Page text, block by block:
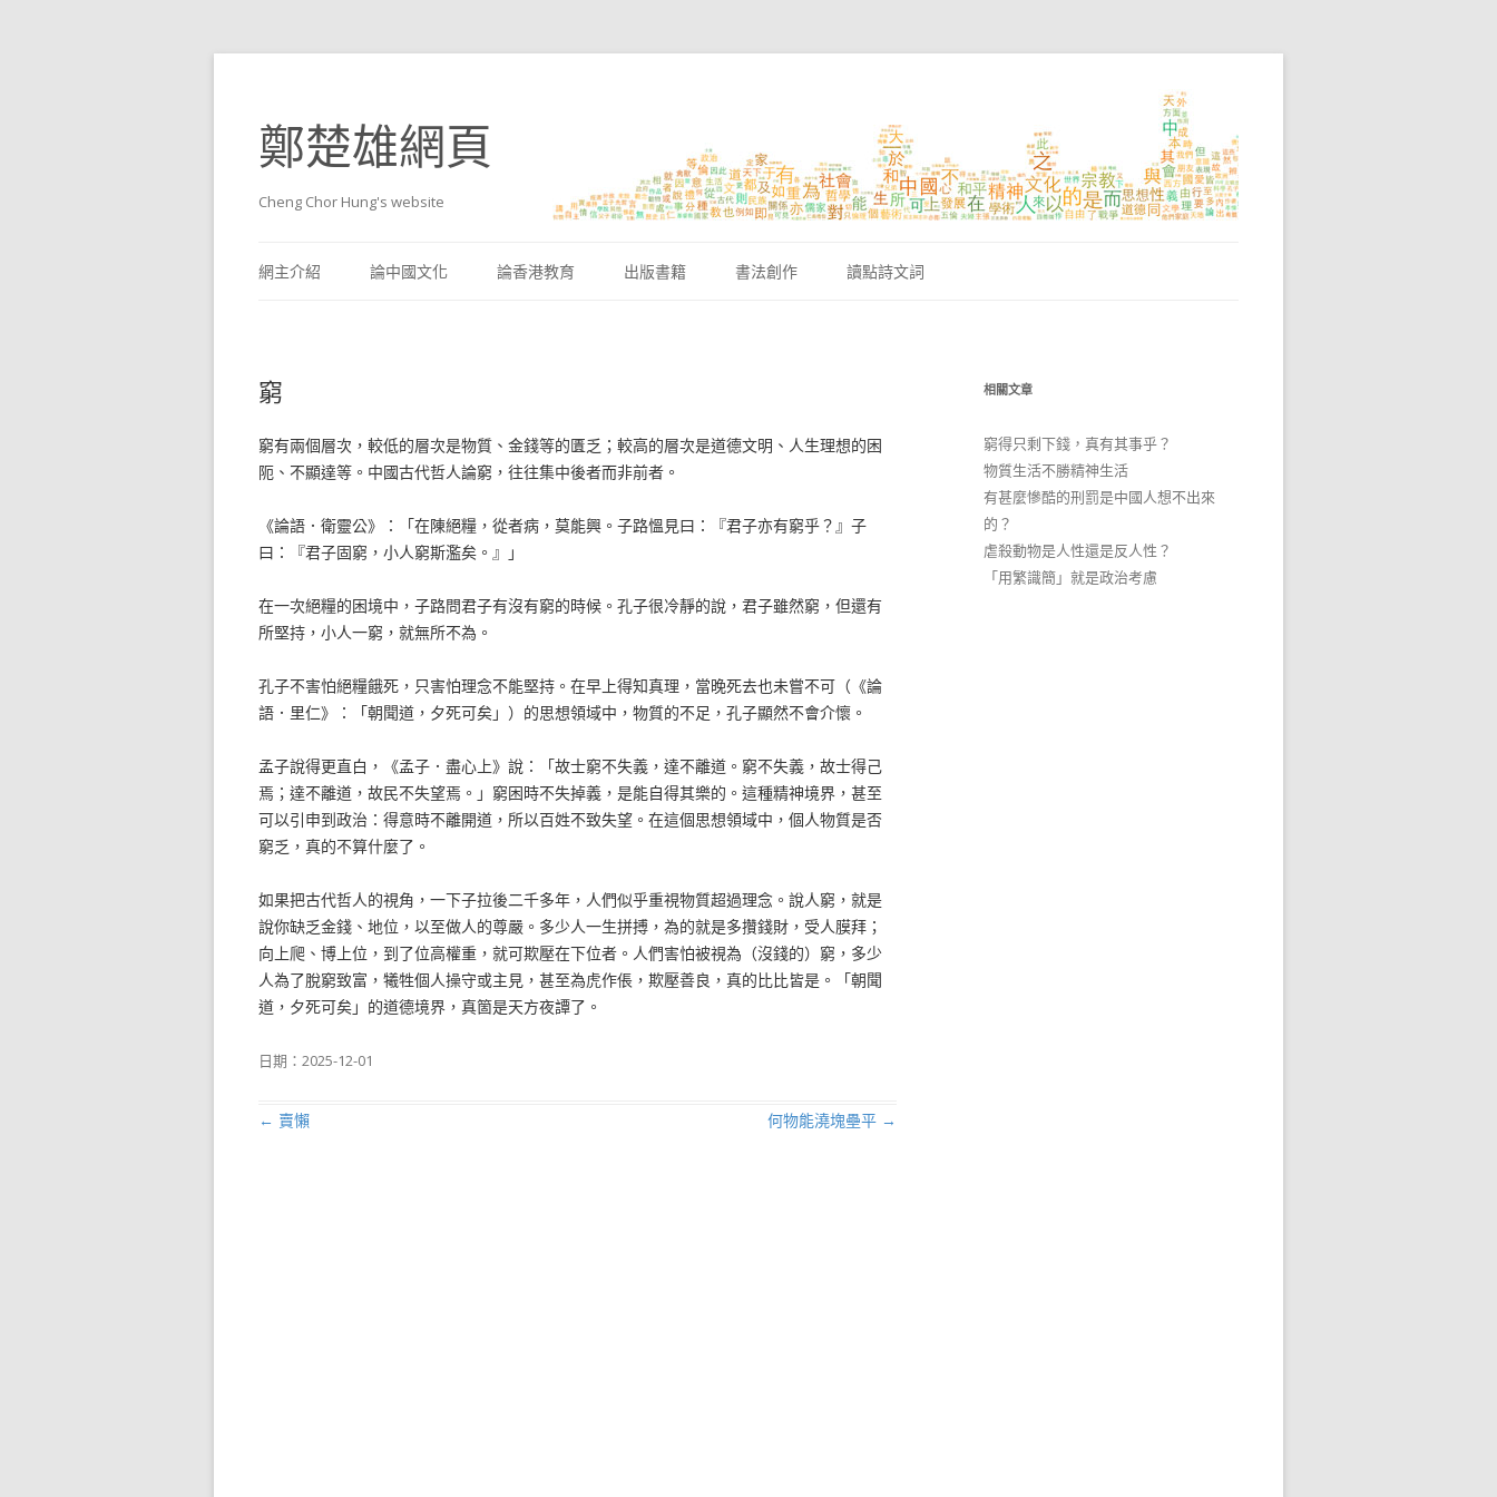
鄭楚雄網頁
Cheng Chor Hung's website
網主介紹
論中國文化 論香港教育 出版書籍 書法創作 讀點詩文詞
窮
窮有兩個層次，較低的層次是物質、金錢等的匱乏；較高的層次是道德文明、人生理想的困
阨、不顯達等。中國古代哲人論窮，往往集中後者而非前者。
《論語．衛靈公》：「在陳絕糧，從者病，莫能興。子路慍見曰：『君子亦有窮乎？』子
曰：『君子固窮，小人窮斯濫矣。』」
在一次絕糧的困境中，子路問君子有沒有窮的時候。孔子很冷靜的說，君子雖然窮，但還有
所堅持，小人一窮，就無所不為。
孔子不害怕絕糧餓死，只害怕理念不能堅持。在早上得知真理，當晚死去也未嘗不可（《論
語．里仁》：「朝聞道，夕死可矣」）的思想領域中，物質的不足，孔子顯然不會介懷。
孟子說得更直白，《孟子．盡心上》說：「故士窮不失義，達不離道。窮不失義，故士得己
焉；達不離道，故民不失望焉。」窮困時不失掉義，是能自得其樂的。這種精神境界，甚至
可以引申到政治：得意時不離開道，所以百姓不致失望。在這個思想領域中，個人物質是否
窮乏，真的不算什麼了。
如果把古代哲人的視角，一下子拉後二千多年，人們似乎重視物質超過理念。說人窮，就是
說你缺乏金錢、地位，以至做人的尊嚴。多少人一生拼搏，為的就是多攢錢財，受人膜拜；
向上爬、博上位，到了位高權重，就可欺壓在下位者。人們害怕被視為（沒錢的）窮，多少
人為了脫窮致富，犧牲個人操守或主見，甚至為虎作倀，欺壓善良，真的比比皆是。「朝聞
道，夕死可矣」的道德境界，真箇是天方夜譚了。
日期： 2025-12-01
文章導航列
← 賣懶 何物能澆塊壘平 →
相關文章
窮得只剩下錢，真有其事乎？
物質生活不勝精神生活
有甚麼慘酷的刑罰是中國人想不出來
的？
虐殺動物是人性還是反人性？
「用繁識簡」就是政治考慮